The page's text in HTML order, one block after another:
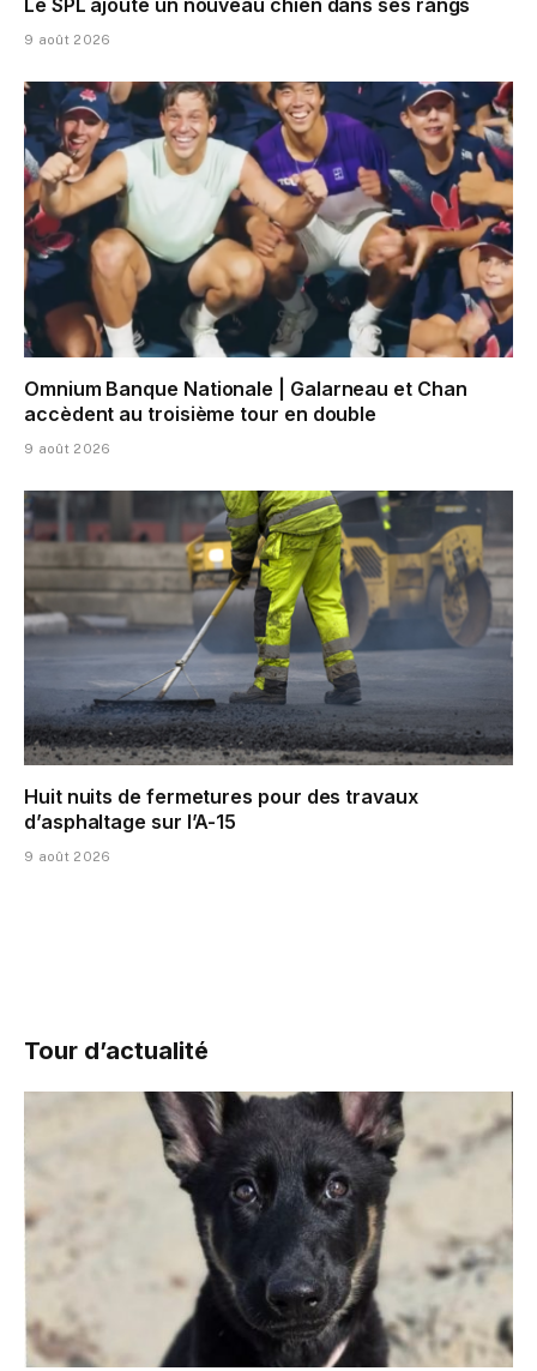
Le SPL ajoute un nouveau chien dans ses rangs
9 août 2026
Omnium Banque Nationale | Galarneau et Chan
accèdent au troisième tour en double
9 août 2026
Huit nuits de fermetures pour des travaux
d’asphaltage sur l’A-15
9 août 2026
Tour d’actualité